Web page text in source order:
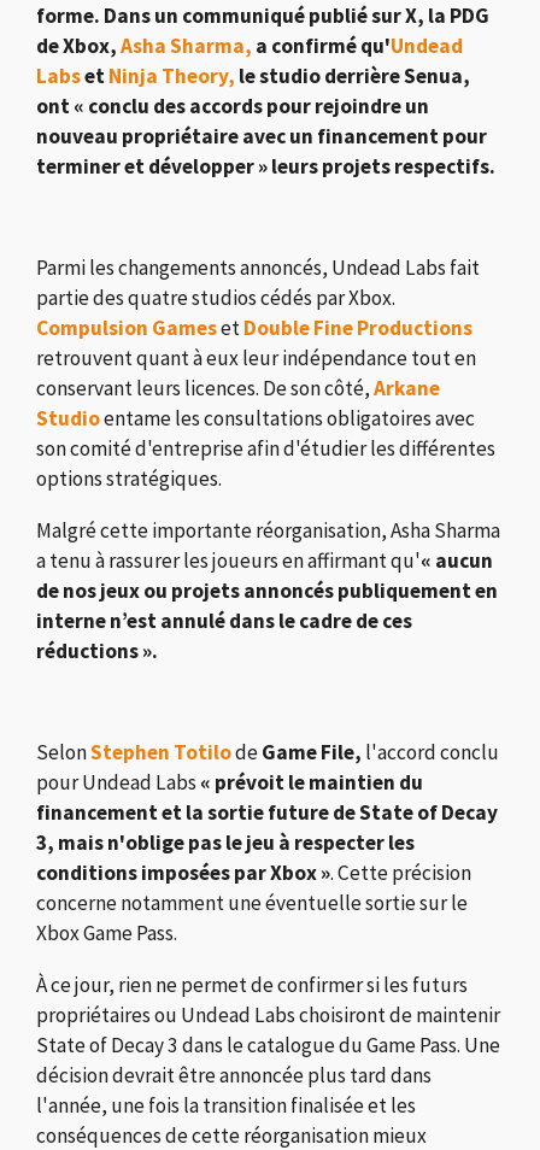
forme. Dans un communiqué publié sur X, la PDG
de Xbox,Asha Sharma, a confirmé qu'Undead
LabsetNinja Theory, le studio derrière Senua,
ont « conclu des accords pour rejoindre un
nouveau propriétaire avec un financement pour
terminer et développer » leurs projets respectifs.
Parmi les changements annoncés, Undead Labs fait
partie des quatre studios cédés par Xbox.
Compulsion GamesetDouble Fine Productions
retrouvent quant à eux leur indépendance tout en
conservant leurs licences. De son côté,Arkane
Studioentame les consultations obligatoires avec
son comité d'entreprise afin d'étudier les différentes
options stratégiques.
Malgré cette importante réorganisation, Asha Sharma
a tenu à rassurer les joueurs en affirmant qu'« aucun
de nos jeux ou projets annoncés publiquement en
interne n’est annulé dans le cadre de ces
réductions ».
SelonStephen TotilodeGame File, l'accord conclu
pour Undead Labs« prévoit le maintien du
financement et la sortie future de State of Decay
3, mais n'oblige pas le jeu à respecter les
conditions imposées par Xbox ». Cette précision
concerne notamment une éventuelle sortie sur le
Xbox Game Pass.
À ce jour, rien ne permet de confirmer si les futurs
propriétaires ou Undead Labs choisiront de maintenir
State of Decay 3 dans le catalogue du Game Pass. Une
décision devrait être annoncée plus tard dans
l'année, une fois la transition finalisée et les
conséquences de cette réorganisation mieux